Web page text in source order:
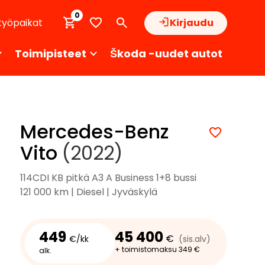
Kirjaudu
0
Toimipisteet Škoda -uudet autot
Mercedes-Benz
Vito (2022)
114CDI KB pitkä A3 A Business 1+8 bussi
121 000 km | Diesel | Jyväskylä
449 €/kk
alk.
45 400 € (sis.alv)
+ toimistomaksu 349 €